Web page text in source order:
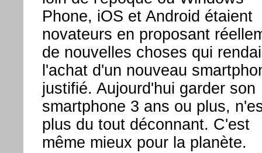
Phone, iOS et Android étaient
novateurs en proposant
de nouvelles choses qui
l'achat d'un nouveau
justifié. Aujourd'hui garder son
smartphone 3 ans ou plus,
plus du tout déconnant. C'est
même mieux pour la planète.